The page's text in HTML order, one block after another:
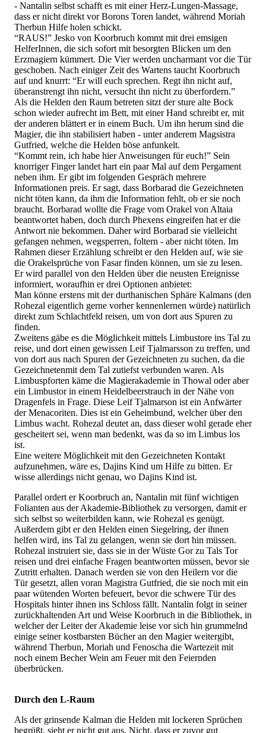
- Nantalin selbst schafft es mit einer Herz-Lungen-Massage,
dass er nicht direkt vor Borons Toren landet, während Moriah
Therbun Hilfe holen schickt.
“RAUS!” Jesko von Koorbruch kommt mit drei emsigen
HelferInnen, die sich sofort mit besorgten Blicken um den
Erzmagiern kümmert. Die Vier werden uncharmant vor die Tür
geschoben. Nach einiger Zeit des Wartens taucht Koorbruch
auf und knurrt: “Er will euch sprechen. Regt ihn nicht auf,
überanstrengt ihn nicht, versucht ihn nicht zu überfordern.”
Als die Helden den Raum betreten sitzt der sture alte Bock
schon wieder aufrecht im Bett, mit einer Hand schreibt er, mit
der anderen blättert er in einem Buch. Um ihn herum sind die
Magier, die ihn stabilisiert haben - unter anderem Magsistra
Gutfried, welche die Helden böse anfunkelt.
“Kommt rein, ich habe hier Anweisungen für euch!” Sein
knorriger Finger landet hart ein paar Mal auf dem Pergament
neben ihm. Er gibt im folgenden Gespräch mehrere
Informationen preis. Er sagt, dass Borbarad die Gezeichneten
nicht töten kann, da ihm die Information fehlt, ob er sie noch
braucht. Borbarad wollte die Frage vom Orakel von Altaia
beantwortet haben, doch durch Phexens eingreifen hat er die
Antwort nie bekommen. Daher wird Borbarad sie vielleicht
gefangen nehmen, wegsperren, foltern - aber nicht töten. Im
Rahmen dieser Erzählung schreibt er den Helden auf, wie sie
die Orakelsprüche von Fasar finden können, um sie zu lesen.
Er wird parallel von den Helden über die neusten Ereignisse
informiert, woraufhin er drei Optionen anbietet:
Man könne erstens mit der durthanischen Sphäre Kalmans (den
Rohezal eigentlich gerne vorher kennenlernen würde) natürlich
direkt zum Schlachtfeld reisen, um von dort aus Spuren zu
finden.
Zweitens gäbe es die Möglichkeit mittels Limbustore ins Tal zu
reise, und dort einen gewissen Leif Tjalmarsson zu treffen, und
von dort aus nach Spuren der Gezeichneten zu suchen, da die
Gezeichnetenmit dem Tal zutiefst verbunden waren. Als
Limbuspforten käme die Magierakademie in Thowal oder aber
ein Limbustor in einem Heidelbeerstrauch in der Nähe von
Dragenfels in Frage. Diese Leif Tjalmarson ist ein Anfwärter
der Menacoriten. Dies ist ein Geheimbund, welcher über den
Limbus wacht. Rohezal deutet an, dass dieser wohl gerade eher
gescheitert sei, wenn man bedenkt, was da so im Limbus los
ist.
Eine weitere Möglichkeit mit den Gezeichneten Kontakt
aufzunehmen, wäre es, Dajins Kind um Hilfe zu bitten. Er
wisse allerdings nicht genau, wo Dajins Kind ist.
Parallel ordert er Koorbruch an, Nantalin mit fünf wichtigen
Folianten aus der Akademie-Bibliothek zu versorgen, damit er
sich selbst so weiterbilden kann, wie Rohezal es genügt.
Außerdem gibt er den Helden einen Siegelring, der ihnen
helfen wird, ins Tal zu gelangen, wenn sie dort hin müssen.
Rohezal instruiert sie, dass sie in der Wüste Gor zu Tals Tor
reisen und drei einfache Fragen beantworten müssen, bevor sie
Zutritt erhalten. Danach werden sie von den Heilern vor die
Tür gesetzt, allen voran Magistra Gutfried, die sie noch mit ein
paar wütenden Worten befeuert, bevor die schwere Tür des
Hospitals hinter ihnen ins Schloss fällt. Nantalin folgt in seiner
zurückhaltenden Art und Weise Koorbruch in die Bibliothek, in
welcher der Leiter der Akademie leise vor sich hin grummelnd
einige seiner kostbarsten Bücher an den Magier weitergibt,
während Therbun, Moriah und Fenoscha die Wartezeit mit
noch einem Becher Wein am Feuer mit den Feiernden
überbrücken.
Durch den L-Raum
Als der grinsende Kalman die Helden mit lockeren Sprüchen
begrüßt, sieht er nicht gut aus. Nicht, dass er zuvor gut